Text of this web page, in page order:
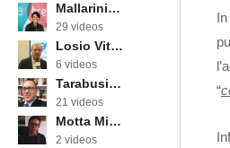
Mallarini Erika
29 videos
Losio Vittorino
6 videos
Tarabusi Marcello
21 videos
Motta Michele
2 videos
“